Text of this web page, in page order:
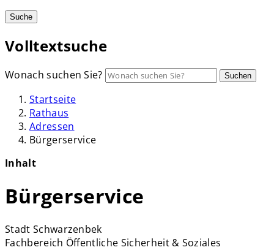
Suche
Volltextsuche
Wonach suchen Sie? Suchen
Startseite
Rathaus
Adressen
Bürgerservice
Inhalt
Bürgerservice
Stadt Schwarzenbek
Fachbereich Öffentliche Sicherheit & Soziales